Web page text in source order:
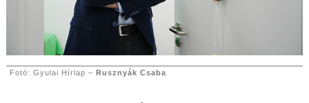
Fotó: Gyulai Hírlap – Rusznyák Csaba